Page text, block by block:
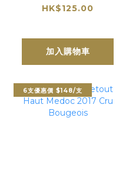
Medoc|波爾多中級
HK$125.00
加入購物車
6支優惠價 $148/支